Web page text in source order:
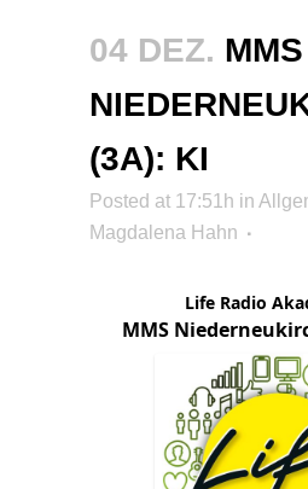
04 DEZ. MMS
(3A): KI
Posted at 17:51h in
Magdalena Hahn